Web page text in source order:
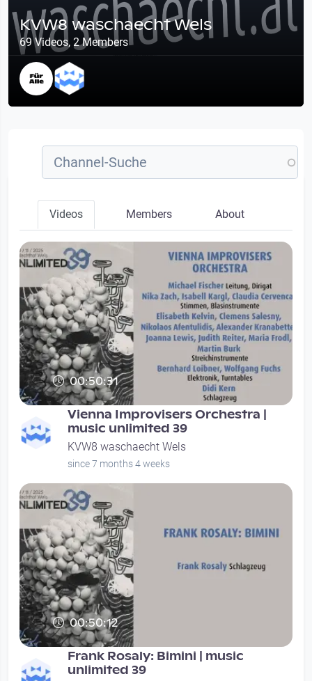
KVW8 waschaecht Wels
69 Videos, 2 Members
Videos Members About
00:50:31
Vienna Improvisers Orchestra |
music unlimited 39
KVW8 waschaecht Wels
since 7 months 4 weeks
00:50:12
Frank Rosaly: Bimini | music
unlimited 39